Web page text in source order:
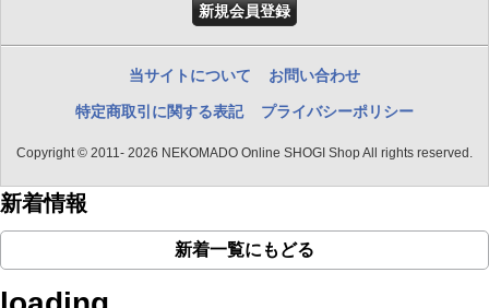
新規会員登録
当サイトについて お問い合わせ
特定商取引に関する表記 プライバシーポリシー
Copyright © 2011- 2026 NEKOMADO Online SHOGI Shop All rights reserved.
新着情報
新着一覧にもどる